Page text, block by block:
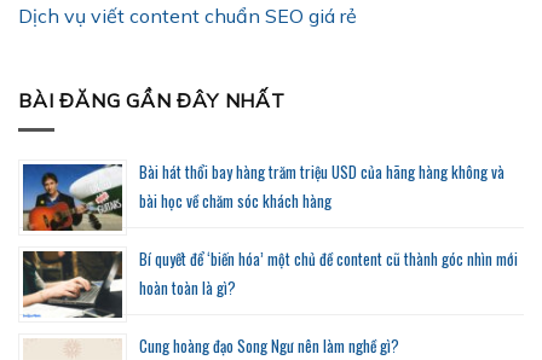
Dịch vụ viết content chuẩn SEO giá rẻ
BÀI ĐĂNG GẦN ĐÂY NHẤT
Bài hát thổi bay hàng trăm triệu USD của hãng hàng không và
bài học về chăm sóc khách hàng
Bí quyết để ‘biến hóa’ một chủ đề content cũ thành góc nhìn mới
hoàn toàn là gì?
Cung hoàng đạo Song Ngư nên làm nghề gì?